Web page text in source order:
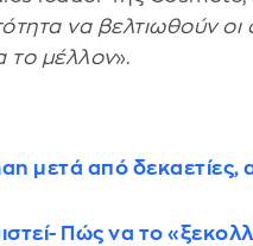
να βελτιωθούν
το μέλλον».
μετά από δεκαετίες,
Πώς να το